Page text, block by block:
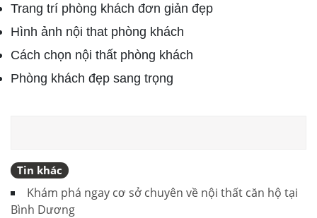
Trang trí phòng khách đơn giản đẹp
Hình ảnh nội that phòng khách
Cách chọn nội thất phòng khách
Phòng khách đẹp sang trọng
Tin khác
Khám phá ngay cơ sở chuyên về nội thất căn hộ tại
Bình Dương